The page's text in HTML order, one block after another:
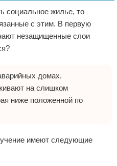
социальное жилье, то
с этим. В первую
незащищенные слои
домах.
на слишком
ниже положенной по
имеют следующие